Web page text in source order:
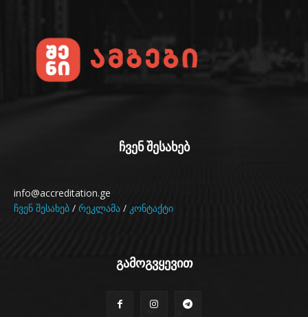
ჩვენ შესახებ
info@accreditation.ge
ჩვენ შესახებ / რეკლამა / კონტაქტი
გამოგვყევით